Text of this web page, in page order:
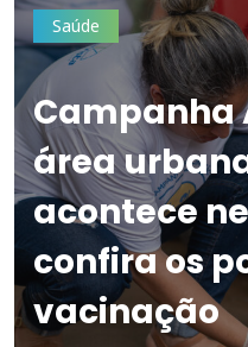
Saúde
Campanha
área
acontece
confira os
vacinação